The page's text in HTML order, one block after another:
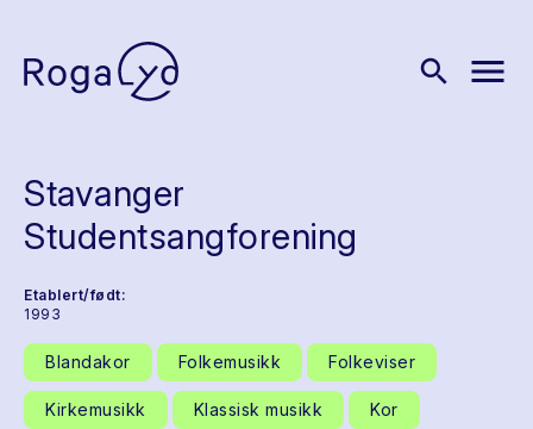
search menu
Stavanger
Studentsangforening
Etablert/født:
1993
Blandakor Folkemusikk Folkeviser
Kirkemusikk Klassisk musikk Kor